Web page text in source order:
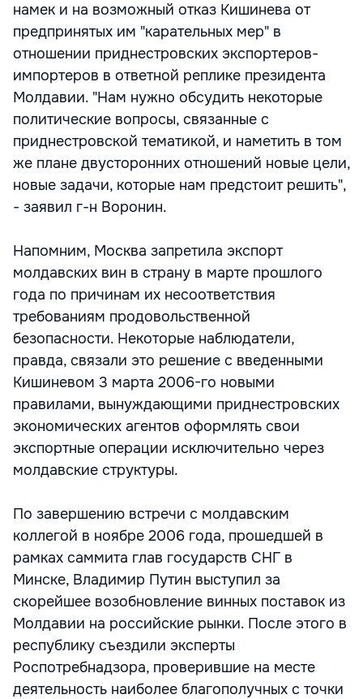
намек и на возможный отказ Кишинева от
предпринятых им "карательных мер" в
отношении приднестровских экспортеров-
импортеров в ответной реплике президента
Молдавии. "Нам нужно обсудить некоторые
политические вопросы, связанные с
приднестровской тематикой, и наметить в том
же плане двусторонних отношений новые цели,
новые задачи, которые нам предстоит решить",
- заявил г-н Воронин.
Напомним, Москва запретила экспорт
молдавских вин в страну в марте прошлого
года по причинам их несоответствия
требованиям продовольственной
безопасности. Некоторые наблюдатели,
правда, связали это решение с введенными
Кишиневом 3 марта 2006-го новыми
правилами, вынуждающими приднестровских
экономических агентов оформлять свои
экспортные операции исключительно через
молдавские структуры.
По завершению встречи с молдавским
коллегой в ноябре 2006 года, прошедшей в
рамках саммита глав государств СНГ в
Минске, Владимир Путин выступил за
скорейшее возобновление винных поставок из
Молдавии на российские рынки. После этого в
республику съездили эксперты
Роспотребнадзора, проверившие на месте
деятельность наиболее благополучных с точки